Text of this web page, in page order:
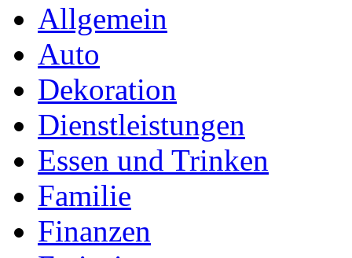
Allgemein
Auto
Dekoration
Dienstleistungen
Essen und Trinken
Familie
Finanzen